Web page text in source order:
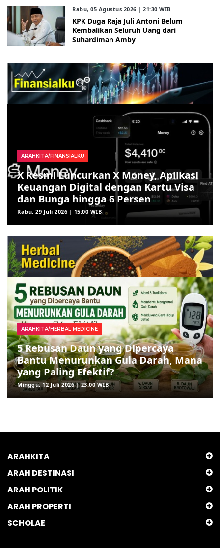
Rabu, 05 Agustus 2026 | 21:30 WIB
KPK Duga Raja Juli Antoni Belum
Kembalikan Seluruh Uang dari
Suhardiman Amby
ARAHKITA/FINANSIALKU
X Resmi Luncurkan X Money, Aplikasi
Keuangan Digital dengan Kartu Visa
dan Bunga hingga 6 Persen
Rabu, 29 Juli 2026 | 15:00 WIB
ARAHKITA/HERBAL MEDICINE
5 Rebusan Daun yang Dipercaya
Bantu Menurunkan Gula Darah, Mana
yang Paling Efektif?
Minggu, 12 Juli 2026 | 23:00 WIB
ARAHKITA
ARAH DESTINASI
ARAH POLITIK
ARAH PROPERTI
SCHOLAE